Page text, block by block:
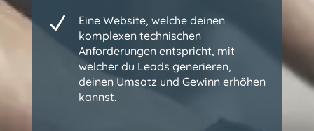
N
Eine Website, welche deinen
komplexen technischen
Anforderungen entspricht, mit
welcher du Leads generieren,
deinen Umsatz und Gewinn erhöhen
kannst.